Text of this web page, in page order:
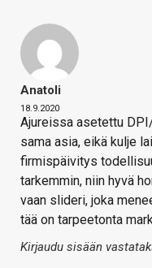
Anatoli
18.9.2020
Ajureissa asetettu
sama asia, eikä kulje
firmispäivitys
tarkemmin, niin hyvä
vaan slideri, joka
tää on tarpeetonta
Kirjaudu sisään